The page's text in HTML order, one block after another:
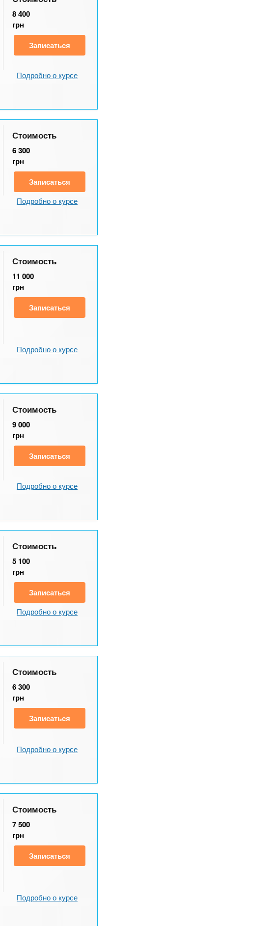
8 400
грн
Записаться
Подробно о курсе
Стоимость
6 300
грн
Записаться
Подробно о курсе
Стоимость
11 000
грн
Записаться
Подробно о курсе
Стоимость
9 000
грн
Записаться
Подробно о курсе
Стоимость
5 100
грн
Записаться
Подробно о курсе
Стоимость
6 300
грн
Записаться
Подробно о курсе
Стоимость
7 500
грн
Записаться
Подробно о курсе